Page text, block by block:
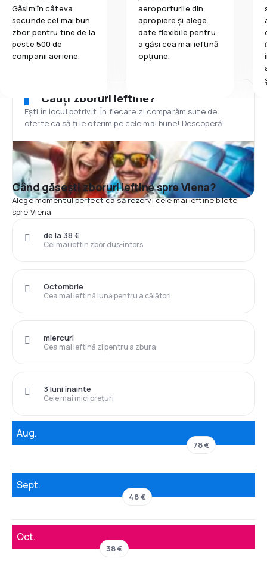
Găsim în câteva
secunde cel mai bun
zbor pentru tine de la
peste 500 de
companii aeriene.
aeroporturile din
apropiere și alege
date flexibile pentru
a găsi cea mai ieftină
opțiune.
Cauți zboruri ieftine?
Ești în locul potrivit. În fiecare zi comparăm sute de
oferte ca să ți le oferim pe cele mai bune! Descoperă!
Când găsești zboruri ieftine spre Viena?
Alege momentul perfect ca să rezervi cele mai ieftine bilete
spre Viena
Cel mai ieftin zbor dus-întors
de la 38 €
Cea mai ieftină lună pentru a călători
Octombrie
Cea mai ieftină zi pentru a zbura
miercuri
Cele mai mici prețuri
3 luni înainte
Aug.
78 €
Sept.
48 €
Oct.
38 €